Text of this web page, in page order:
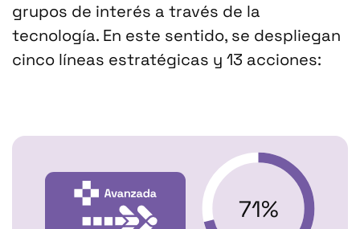
grupos de interés a través de la
tecnología. En este sentido, se despliegan
cinco líneas estratégicas y 13 acciones:
71%